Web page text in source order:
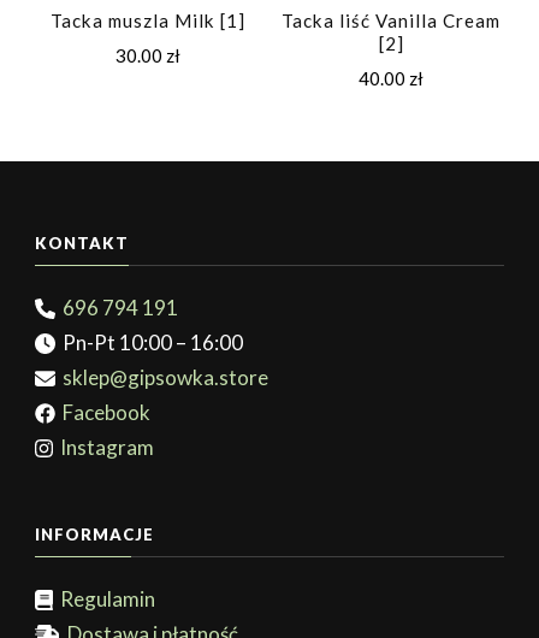
Tacka muszla Milk [1]
30.00 zł
Tacka liść Vanilla Cream
[2]
40.00 zł
KONTAKT
696 794 191
Pn-Pt 10:00 – 16:00
sklep@gipsowka.store
Facebook
Instagram
INFORMACJE
Regulamin